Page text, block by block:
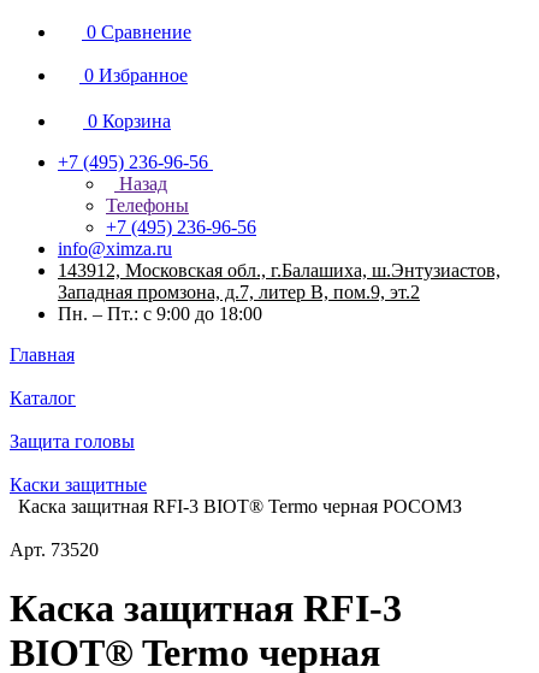
0 Сравнение
0 Избранное
0 Корзина
+7 (495) 236-96-56
Назад
Телефоны
+7 (495) 236-96-56
info@ximza.ru
143912, Московская обл., г.Балашиха, ш.Энтузиастов,
Западная промзона, д.7, литер В, пом.9, эт.2
Пн. – Пт.: с 9:00 до 18:00
Главная
Каталог
Защита головы
Каски защитные
Каска защитная RFI-3 BIOT® Termo черная РОСОМЗ
Арт. 73520
Каска защитная RFI-3
BIOT® Termo черная